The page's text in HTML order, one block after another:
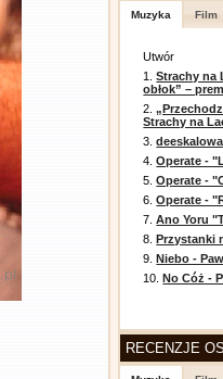
Muzyka Film
Utwór
1.Strachy na
obłok” –
2.
Strachy na
3.
4.Operate -
5.Operate -
6.Operate -
7.Ano Yoru
8.Przystanki
9.Niebo -
10.No Cóż -
RECENZJE